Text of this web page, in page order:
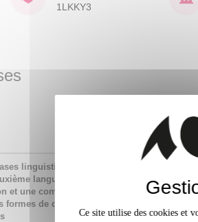
1LKKY3
Niveau
linguistiques du russe, de
langue slave permettant
et une compréhension écrite et
formes de discours, dans
Ce site utilise des cookies et